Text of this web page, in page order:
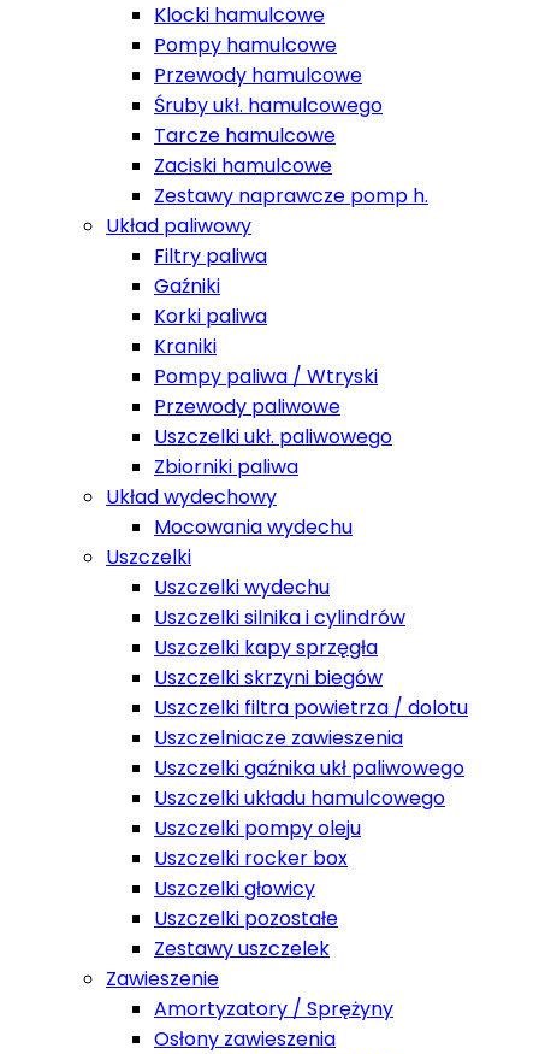
Klocki hamulcowe
Pompy hamulcowe
Przewody hamulcowe
Śruby ukł. hamulcowego
Tarcze hamulcowe
Zaciski hamulcowe
Zestawy naprawcze pomp h.
Układ paliwowy
Filtry paliwa
Gaźniki
Korki paliwa
Kraniki
Pompy paliwa / Wtryski
Przewody paliwowe
Uszczelki ukł. paliwowego
Zbiorniki paliwa
Układ wydechowy
Mocowania wydechu
Uszczelki
Uszczelki wydechu
Uszczelki silnika i cylindrów
Uszczelki kapy sprzęgła
Uszczelki skrzyni biegów
Uszczelki filtra powietrza / dolotu
Uszczelniacze zawieszenia
Uszczelki gaźnika ukł paliwowego
Uszczelki układu hamulcowego
Uszczelki pompy oleju
Uszczelki rocker box
Uszczelki głowicy
Uszczelki pozostałe
Zestawy uszczelek
Zawieszenie
Amortyzatory / Sprężyny
Osłony zawieszenia